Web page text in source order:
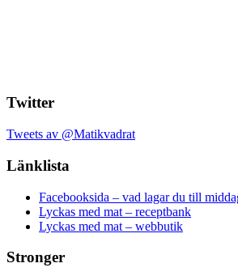
Twitter
Tweets av @Matikvadrat
Länklista
Facebooksida – vad lagar du till
Lyckas med mat – receptbank
Lyckas med mat – webbutik
Stronger